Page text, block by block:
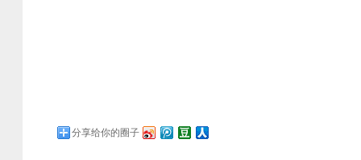
分享给你的圈子